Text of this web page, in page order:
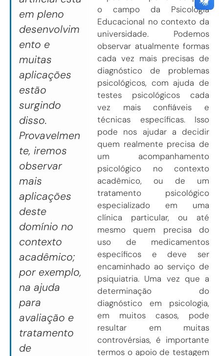
em pleno
desenvolvim
ento e
muitas
aplicações
estão
surgindo
disso.
Provavelmen
te, iremos
observar
mais
aplicações
deste
domínio no
contexto
acadêmico;
por exemplo,
na ajuda
para
avaliação e
tratamento
de
o campo da Psicologia
Educacional no contexto da
universidade. Podemos
observar atualmente formas
cada vez mais precisas de
diagnóstico de problemas
psicológicos, com ajuda de
testes psicológicos cada
vez mais confiáveis e
técnicas específicas. Isso
pode nos ajudar a decidir
quem realmente precisa de
um acompanhamento
psicológico no contexto
acadêmico, ou de um
tratamento psicológico
especializado em uma
clínica particular, ou até
mesmo quem precisa do
uso de medicamentos
específicos e deve ser
encaminhado ao serviço de
psiquiatria. Uma vez que a
determinação do
diagnóstico em psicologia,
em muitos casos, pode
resultar em muitas
controvérsias, é importante
termos o apoio de testagem